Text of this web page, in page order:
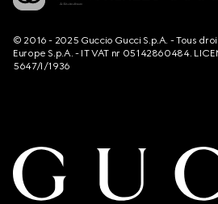
© 2016 - 2025 Guccio Gucci S.p.A. - Tous
Europe S.p.A. - IT VAT nr 05142860484.
5647/I/1936